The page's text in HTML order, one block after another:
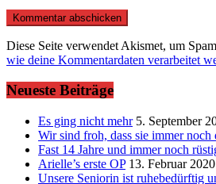
Diese Seite verwendet Akismet, um
wie deine Kommentardaten verarbeitet
Neueste Beiträge
Es ging nicht mehr 5. September
Wir sind froh, dass sie immer noch
Fast 14 Jahre und immer noch
Arielle’s erste OP 13. Februar 2020
Unsere Seniorin ist ruhebedürftig